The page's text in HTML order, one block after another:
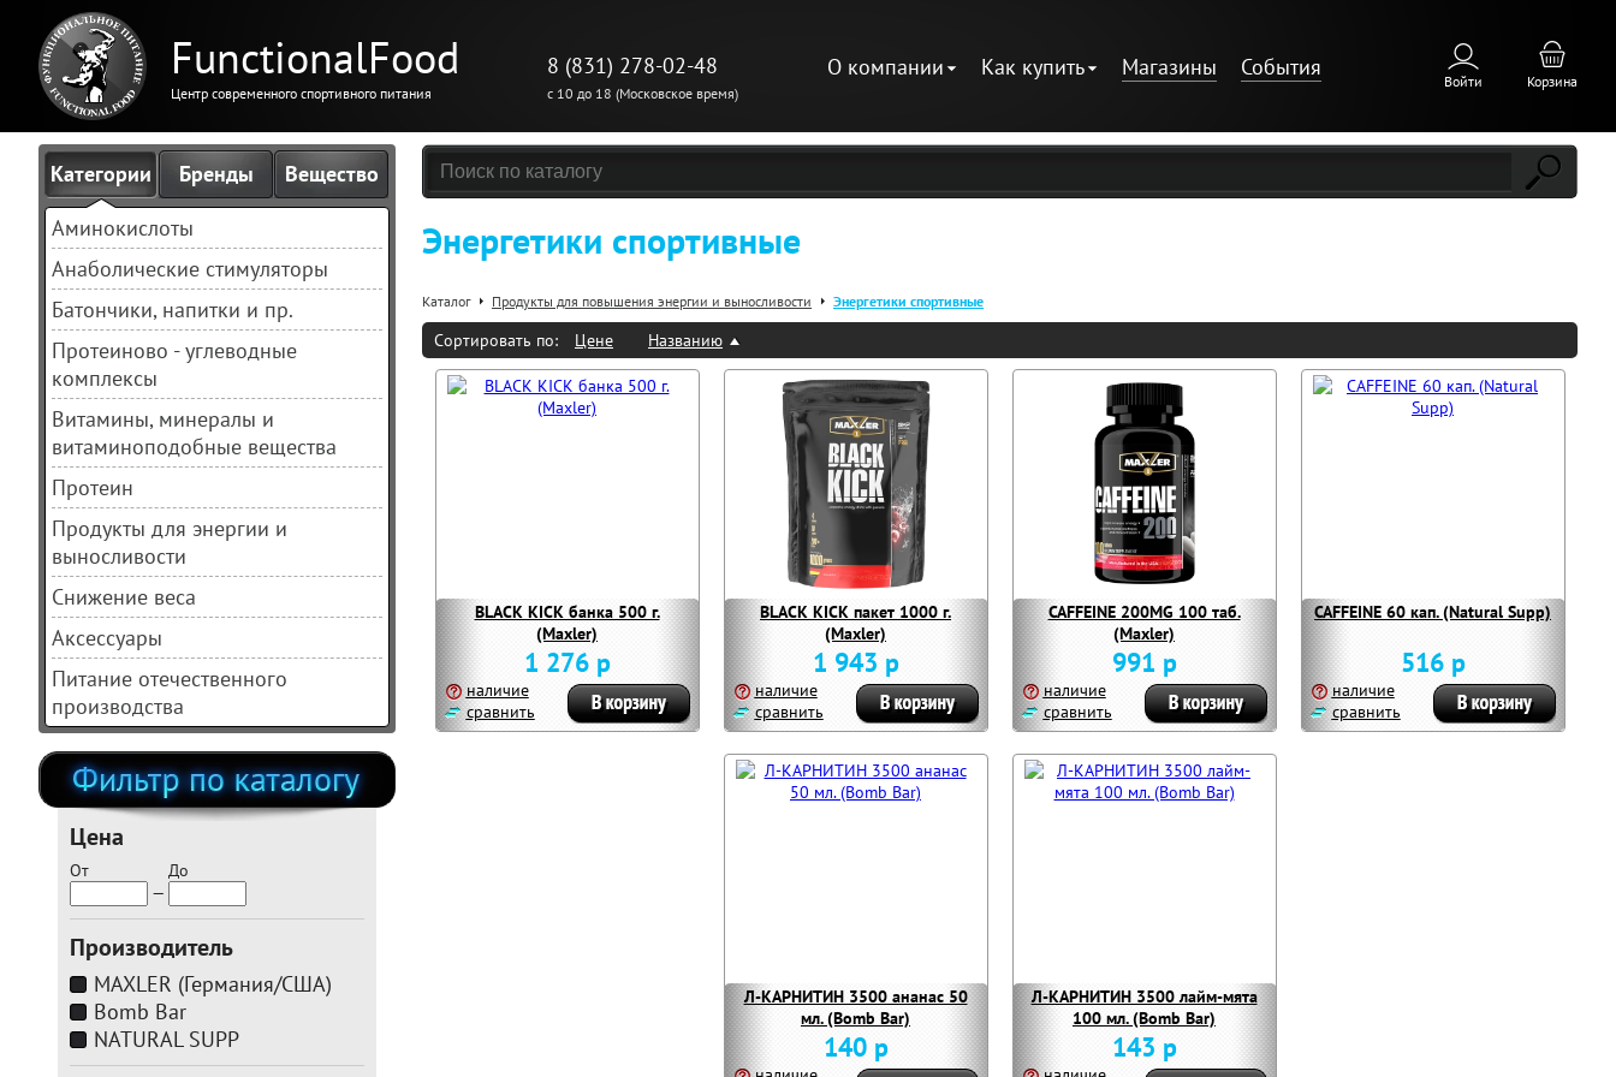
FunctionalFood
Центр современного спортивного питания
8 (831) 278-02-48
с 10 до 18 (Московское время)
О компании Как купить Магазины События
Войти Корзина
Категории Бренды
Вещество
Аминокислоты
Анаболические стимуляторы
Батончики, напитки и пр.
Протеиново - углеводные
комплексы
Витамины, минералы и
витаминоподобные вещества
Протеин
Продукты для энергии и
выносливости
Снижение веса
Аксессуары
Питание отечественного
производства
Цена
От
До
—
Производитель
MAXLER (Германия/США)
Bomb Bar
NATURAL SUPP
Энергетики спортивные
Каталог Продукты для повышения энергии и выносливости Энергетики спортивные
Сортировать по: Цене Названию
BLACK KICK банка 500 г.
(Maxler)
1 276 р
наличие
сравнить
BLACK KICK пакет 1000 г.
(Maxler)
1 943 р
наличие
сравнить
CAFFEINE 200MG 100 таб.
(Maxler)
991 р
наличие
сравнить
CAFFEINE 60 кап. (Natural Supp)
516 р
наличие
сравнить
Л-КАРНИТИН 3500 ананас 50
мл. (Bomb Bar)
140 р
Л-КАРНИТИН 3500 лайм-мята
100 мл. (Bomb Bar)
143 р